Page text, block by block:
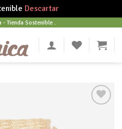
Descartar
- Tienda Sostenible .